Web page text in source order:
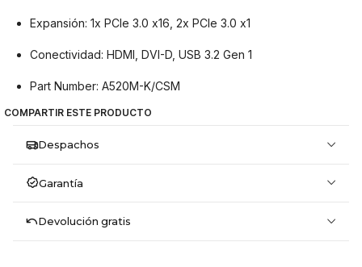
Expansión: 1x PCIe 3.0 x16, 2x PCIe 3.0 x1
Conectividad: HDMI, DVI-D, USB 3.2 Gen 1
Part Number: A520M-K/CSM
COMPARTIR ESTE PRODUCTO
Despachos
Garantía
Devolución gratis